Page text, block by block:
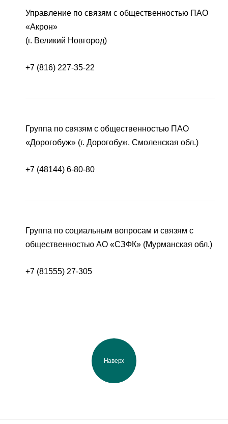
Управление по связям с общественностью ПАО
«Акрон»
(г. Великий Новгород)
+7 (816) 227-35-22
Группа по связям с общественностью ПАО
«Дорогобуж» (г. Дорогобуж, Смоленская обл.)
+7 (48144) 6-80-80
Группа по социальным вопросам и связям с
общественностью АО «СЗФК» (Мурманская обл.)
+7 (81555) 27-305
Наверх